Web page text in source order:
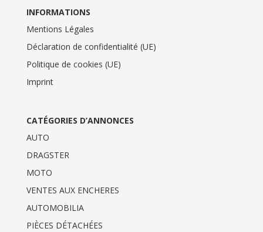
INFORMATIONS
Mentions Légales
Déclaration de confidentialité (UE)
Politique de cookies (UE)
Imprint
CATÉGORIES D’ANNONCES
AUTO
DRAGSTER
MOTO
VENTES AUX ENCHERES
AUTOMOBILIA
PIÈCES DÉTACHÉES